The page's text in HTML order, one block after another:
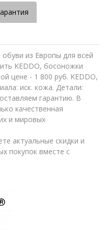
из Европы для всей
KEDDO, босоножки
цене - 1 800 руб. KEDDO,
иск. кожа. Детали:
гарантию. В
качественная
и мировых
актуальные скидки и
покупок вместе с